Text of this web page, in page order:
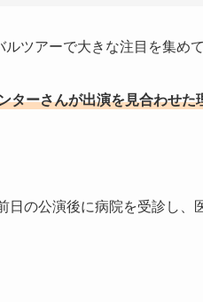
ツアーで大きな注目を集め
ターさんが出演を見合わせ
日の公演後に病院を受診し